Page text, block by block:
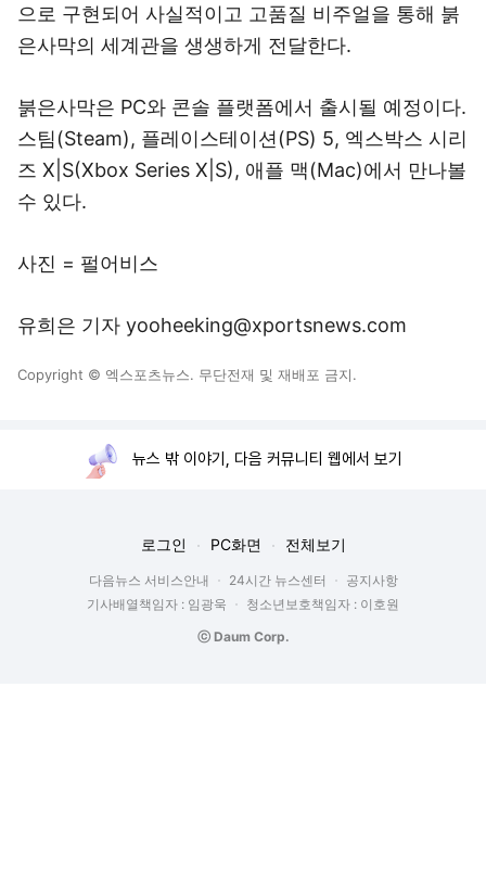
으로 구현되어 사실적이고 고품질 비주얼을 통해 붉
은사막의 세계관을 생생하게 전달한다.
붉은사막은 PC와 콘솔 플랫폼에서 출시될 예정이다.
스팀(Steam), 플레이스테이션(PS) 5, 엑스박스 시리
즈 X|S(Xbox Series X|S), 애플 맥(Mac)에서 만나볼
수 있다.
사진 = 펄어비스
유희은 기자 yooheeking@xportsnews.com
Copyright © 엑스포츠뉴스. 무단전재 및 재배포 금지.
뉴스 밖 이야기, 다음 커뮤니티 웹에서 보기
로그인 PC화면 전체보기
다음뉴스 서비스안내 24시간 뉴스센터
공지사항
기사배열책임자 : 임광욱
청소년보호책임자 : 이호원
ⓒ Daum Corp.